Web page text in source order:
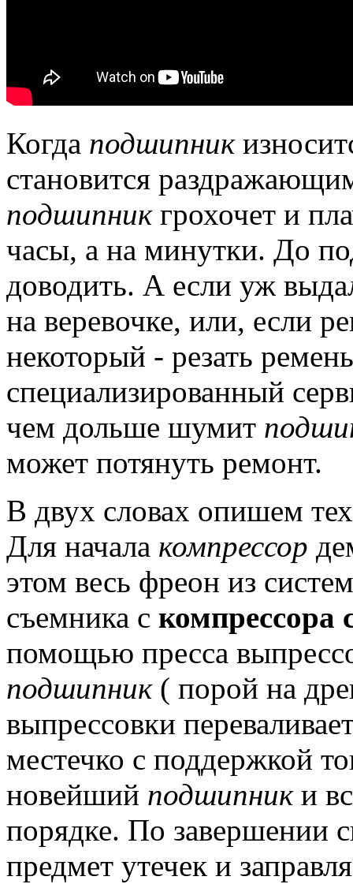
Когда подшипник
становится
подшипникгрохочет и
часы, а на минутки. До
доводить. А если уж
на веревочке, или, если
некоторый - резать
специализированный
чем дольше шумит
может потянуть ремонт.
В двух словах опишем
Для начала компрессор
этом весь фреон из
съемника с компрессора
помощью пресса
подшипник( порой на
выпрессовки
местечко с поддержкой
новейший подшипники
порядке. По завершении
предмет утечек и